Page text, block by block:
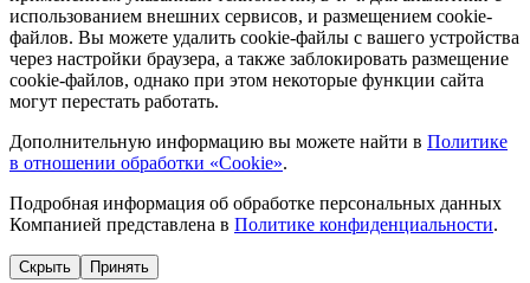
использованием внешних сервисов, и размещением cookie-
файлов. Вы можете удалить cookie-файлы с вашего устройства
через настройки браузера, а также заблокировать размещение
cookie-файлов, однако при этом некоторые функции сайта
могут перестать работать.
Дополнительную информацию вы можете найти в Политике
в отношении обработки «Cookie».
Подробная информация об обработке персональных данных
Компанией представлена в Политике конфиденциальности.
Скрыть Принять